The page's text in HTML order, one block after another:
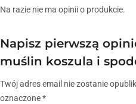
Na razie nie ma opinii o produkcie.
Napisz pierwszą
muślin koszula i
Twój adres email nie zostanie
oznaczone*